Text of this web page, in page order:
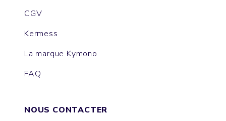
CGV
Kermess
La marque Kymono
FAQ
NOUS CONTACTER